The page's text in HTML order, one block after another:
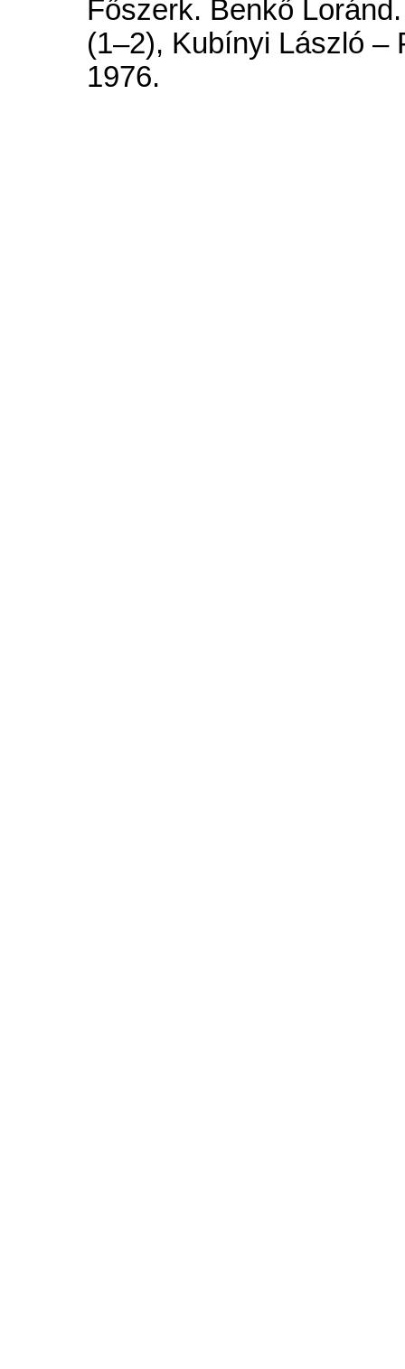
Főszerk. Benkő
(1–2), Kubínyi László –
1976.